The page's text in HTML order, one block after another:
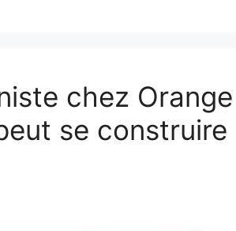
chez
se construire